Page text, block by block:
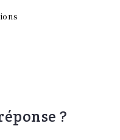
?